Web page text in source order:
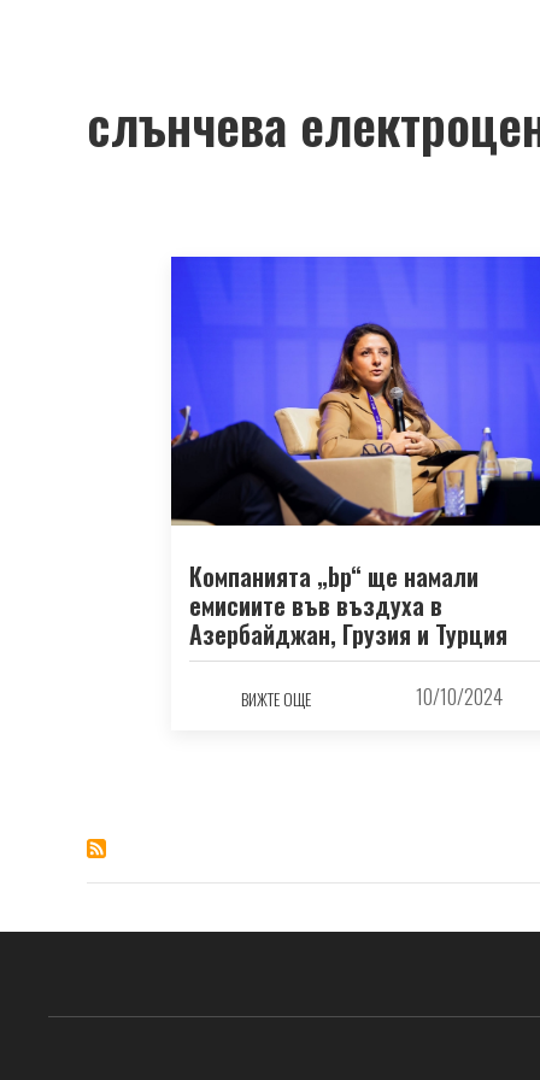
слънчева
Компанията „bp“ ще намали
емисиите във въздуха в
Азербайджан, Грузия и Турция
ВИЖТЕ ОЩЕ 10/10/2024